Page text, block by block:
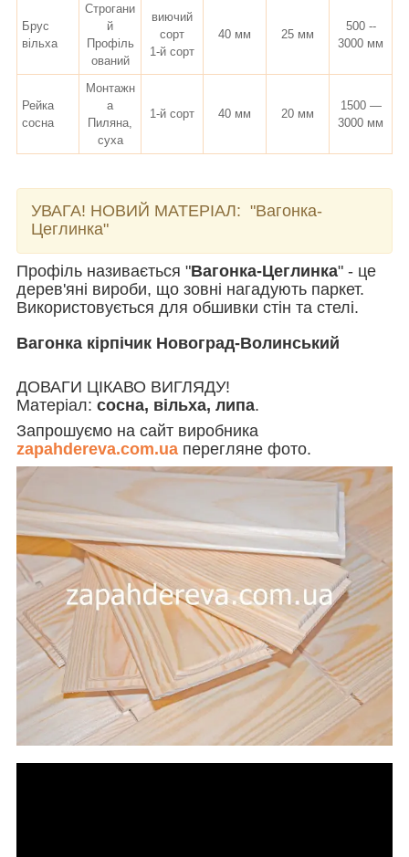
Брус
вільха
Строгани
й
Профіль
ований
виючий
сорт
1-й сорт
40 мм 25 мм
500 --
3000 мм
Рейка
сосна
Монтажн
а
Пиляна,
суха
1-й сорт 40 мм 20 мм
1500 —
3000 мм
УВАГА! НОВИЙ МАТЕРІАЛ: "Вагонка-
Цеглинка"
Профіль називається "Вагонка-Цеглинка" - це
дерев'яні вироби, що зовні нагадують паркет.
Використовується для обшивки стін та стелі.
Вагонка кірпічик Новоград-Волинський
ДОВАГИ ЦІКАВО ВИГЛЯДУ!
Матеріал: сосна, вільха, липа.
Запрошуємо на сайт виробника
zapahdereva.com.ua перегляне фото.